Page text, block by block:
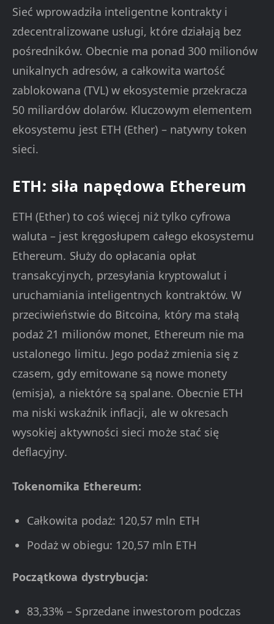
Sieć wprowadziła inteligentne kontrakty i
zdecentralizowane usługi, które działają bez
pośredników. Obecnie ma ponad 300 milionów
unikalnych adresów, a całkowita wartość
zablokowana (TVL) w ekosystemie przekracza
50 miliardów dolarów. Kluczowym elementem
ekosystemu jest ETH (Ether) – natywny token
sieci.
ETH: siła napędowa Ethereum
ETH (Ether) to coś więcej niż tylko cyfrowa
waluta – jest kręgosłupem całego ekosystemu
Ethereum. Służy do opłacania opłat
transakcyjnych, przesyłania kryptowalut i
uruchamiania inteligentnych kontraktów. W
przeciwieństwie do Bitcoina, który ma stałą
podaż 21 milionów monet, Ethereum nie ma
ustalonego limitu. Jego podaż zmienia się z
czasem, gdy emitowane są nowe monety
(emisja), a niektóre są spalane. Obecnie ETH
ma niski wskaźnik inflacji, ale w okresach
wysokiej aktywności sieci może stać się
deflacyjny.
Tokenomika Ethereum:
Całkowita podaż: 120,57 mln ETH
Podaż w obiegu: 120,57 mln ETH
Początkowa dystrybucja:
83,33% – Sprzedane inwestorom podczas